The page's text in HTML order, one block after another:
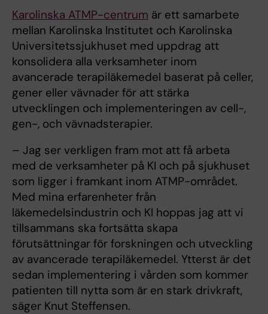
Karolinska ATMP-centrum är ett samarbete
mellan Karolinska Institutet och Karolinska
Universitetssjukhuset med uppdrag att
konsolidera alla verksamheter inom
avancerade terapiläkemedel baserat på celler,
gener eller vävnader för att stärka
utvecklingen och implementeringen av cell-,
gen-, och vävnadsterapier.
– Jag ser verkligen fram mot att få arbeta
med de verksamheter på KI och på sjukhuset
som ligger i framkant inom ATMP-området.
Med mina​​​​​​ erfarenheter från
läkemedelsindustrin och KI hoppas jag att vi
tillsammans ska fortsätta skapa
förutsättningar för forskningen och utveckling
av avancerade terapiläkemedel. Ytterst är det
sedan implementering i vården som kommer
patienten till nytta som är en stark drivkraft,
säger Knut​ Steffensen.